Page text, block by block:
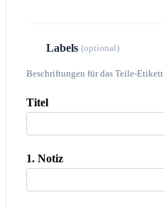
Labels (optional)
Beschriftungen für das Teile-Etikett.
Titel
1. Notiz